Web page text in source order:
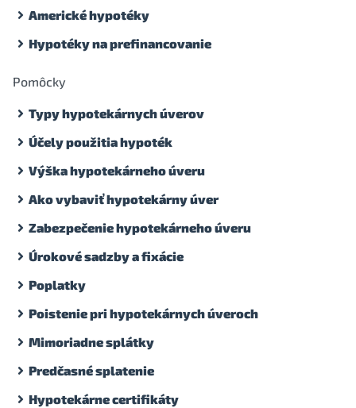
Americké hypotéky
Hypotéky na prefinancovanie
Pomôcky
Typy hypotekárnych úverov
Účely použitia hypoték
Výška hypotekárneho úveru
Ako vybaviť hypotekárny úver
Zabezpečenie hypotekárneho úveru
Úrokové sadzby a fixácie
Poplatky
Poistenie pri hypotekárnych úveroch
Mimoriadne splátky
Predčasné splatenie
Hypotekárne certifikáty